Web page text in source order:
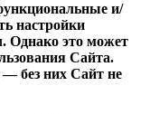
и/
настройки
Однако это может
Сайта.
— без них Сайт не